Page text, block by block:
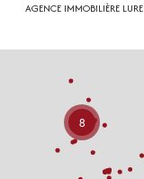
AGENCE IMMOBILIÈRE LURE
8